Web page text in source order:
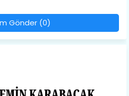
Gönder (0)